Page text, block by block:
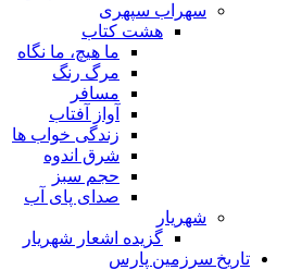
سهراب سپهری
هشت کتاب
ما هیچ، ما نگاه
مرگ رنگ
مسافر
آواز آفتاب
زندگی خواب ها
شرق اندوه
حجم سبز
صدای پای آب
شهریار
گزیده اشعار شهریار
تاریخ سرزمین پارس